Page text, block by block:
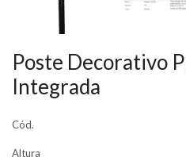
Poste Decorativo
Integrada
Cód.
Altura